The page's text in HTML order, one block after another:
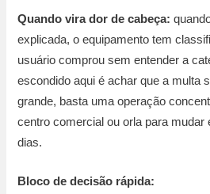
Quando vira dor de cabeça:
explicada, o equipamento tem
usuário comprou sem entender a
escondido aqui é achar que a multa
grande, basta uma operação
centro comercial ou orla para mudar
dias.
Bloco de decisão rápida: